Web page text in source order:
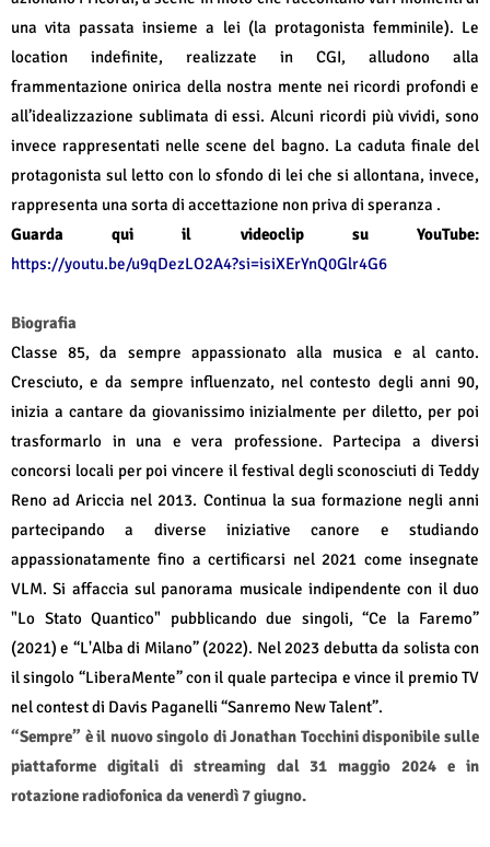
una vita passata insieme a lei (la protagonista femminile). Le
location indefinite, realizzate in CGI, alludono alla
frammentazione onirica della nostra mente nei ricordi profondi e
all’idealizzazione sublimata di essi. Alcuni ricordi più vividi, sono
invece rappresentati nelle scene del bagno. La caduta finale del
protagonista sul letto con lo sfondo di lei che si allontana, invece,
rappresenta una sorta di accettazione non priva di speranza .
Guarda qui il videoclip su YouTube:
https://youtu.be/u9qDezLO2A4?si=isiXErYnQ0Glr4G6
Biografia
Classe 85, da sempre appassionato alla musica e al canto.
Cresciuto, e da sempre influenzato, nel contesto degli anni 90,
inizia a cantare da giovanissimo inizialmente per diletto, per poi
trasformarlo in una e vera professione. Partecipa a diversi
concorsi locali per poi vincere il festival degli sconosciuti di Teddy
Reno ad Ariccia nel 2013. Continua la sua formazione negli anni
partecipando a diverse iniziative canore e studiando
appassionatamente fino a certificarsi nel 2021 come insegnate
VLM. Si affaccia sul panorama musicale indipendente con il duo
"Lo Stato Quantico" pubblicando due singoli, “Ce la Faremo”
(2021) e “L'Alba di Milano” (2022). Nel 2023 debutta da solista con
il singolo “LiberaMente” con il quale partecipa e vince il premio TV
nel contest di Davis Paganelli “Sanremo New Talent”.
“Sempre” è il nuovo singolo di Jonathan Tocchini disponibile sulle
piattaforme digitali di streaming dal 31 maggio 2024 e in
rotazione radiofonica da venerdì 7 giugno.